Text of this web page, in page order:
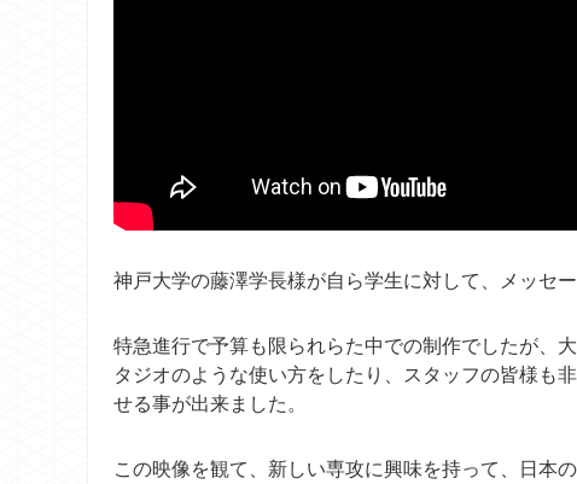
神戸大学の藤澤学長様が自ら学生に対して、メッセ
特急進行で予算も限られらた中での制作でしたが、
タジオのような使い方をしたり、スタッフの皆様も
せる事が出来ました。
この映像を観て、新しい専攻に興味を持って、日本